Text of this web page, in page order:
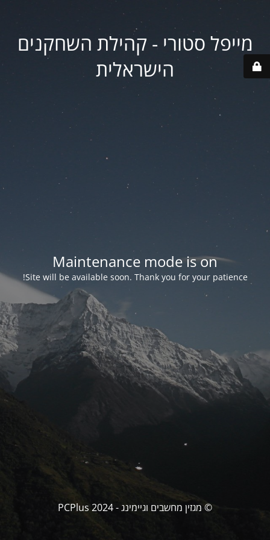
מייפל סטורי - קהילת השחקנים
הישראלית
Maintenance mode is on
Site will be available soon. Thank you for your patience!
© מגזין מחשבים וגיימינג - PCPlus 2024